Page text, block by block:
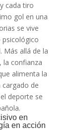
cada tiro
gol en una
se vive
Más allá de la
la confianza
alimenta la
de
deporte se
en
en acción